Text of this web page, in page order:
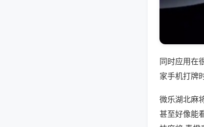
同时应用在
家手机打牌
微乐湖北麻
甚至好像能